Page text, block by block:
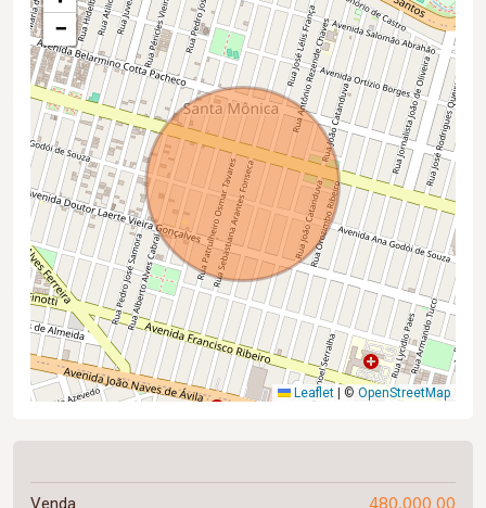
−
Leaflet | © OpenStreetMap
Venda 480.000,00